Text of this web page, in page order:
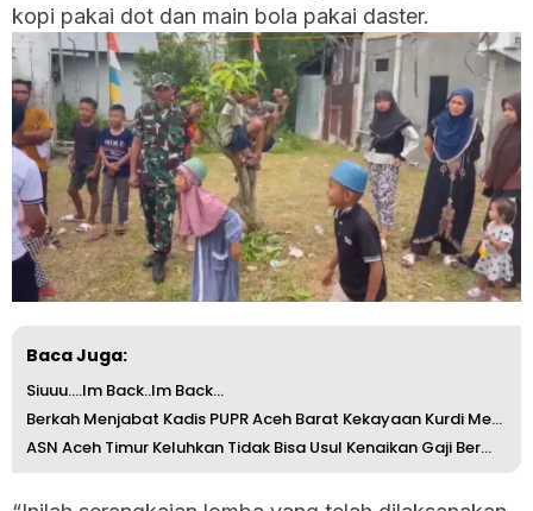
kopi pakai dot dan main bola pakai daster.
Baca Juga:
Siuuu….Im Back..Im Back…
Berkah Menjabat Kadis PUPR Aceh Barat Kekayaan Kurdi Meni...
ASN Aceh Timur Keluhkan Tidak Bisa Usul Kenaikan Gaji Ber...